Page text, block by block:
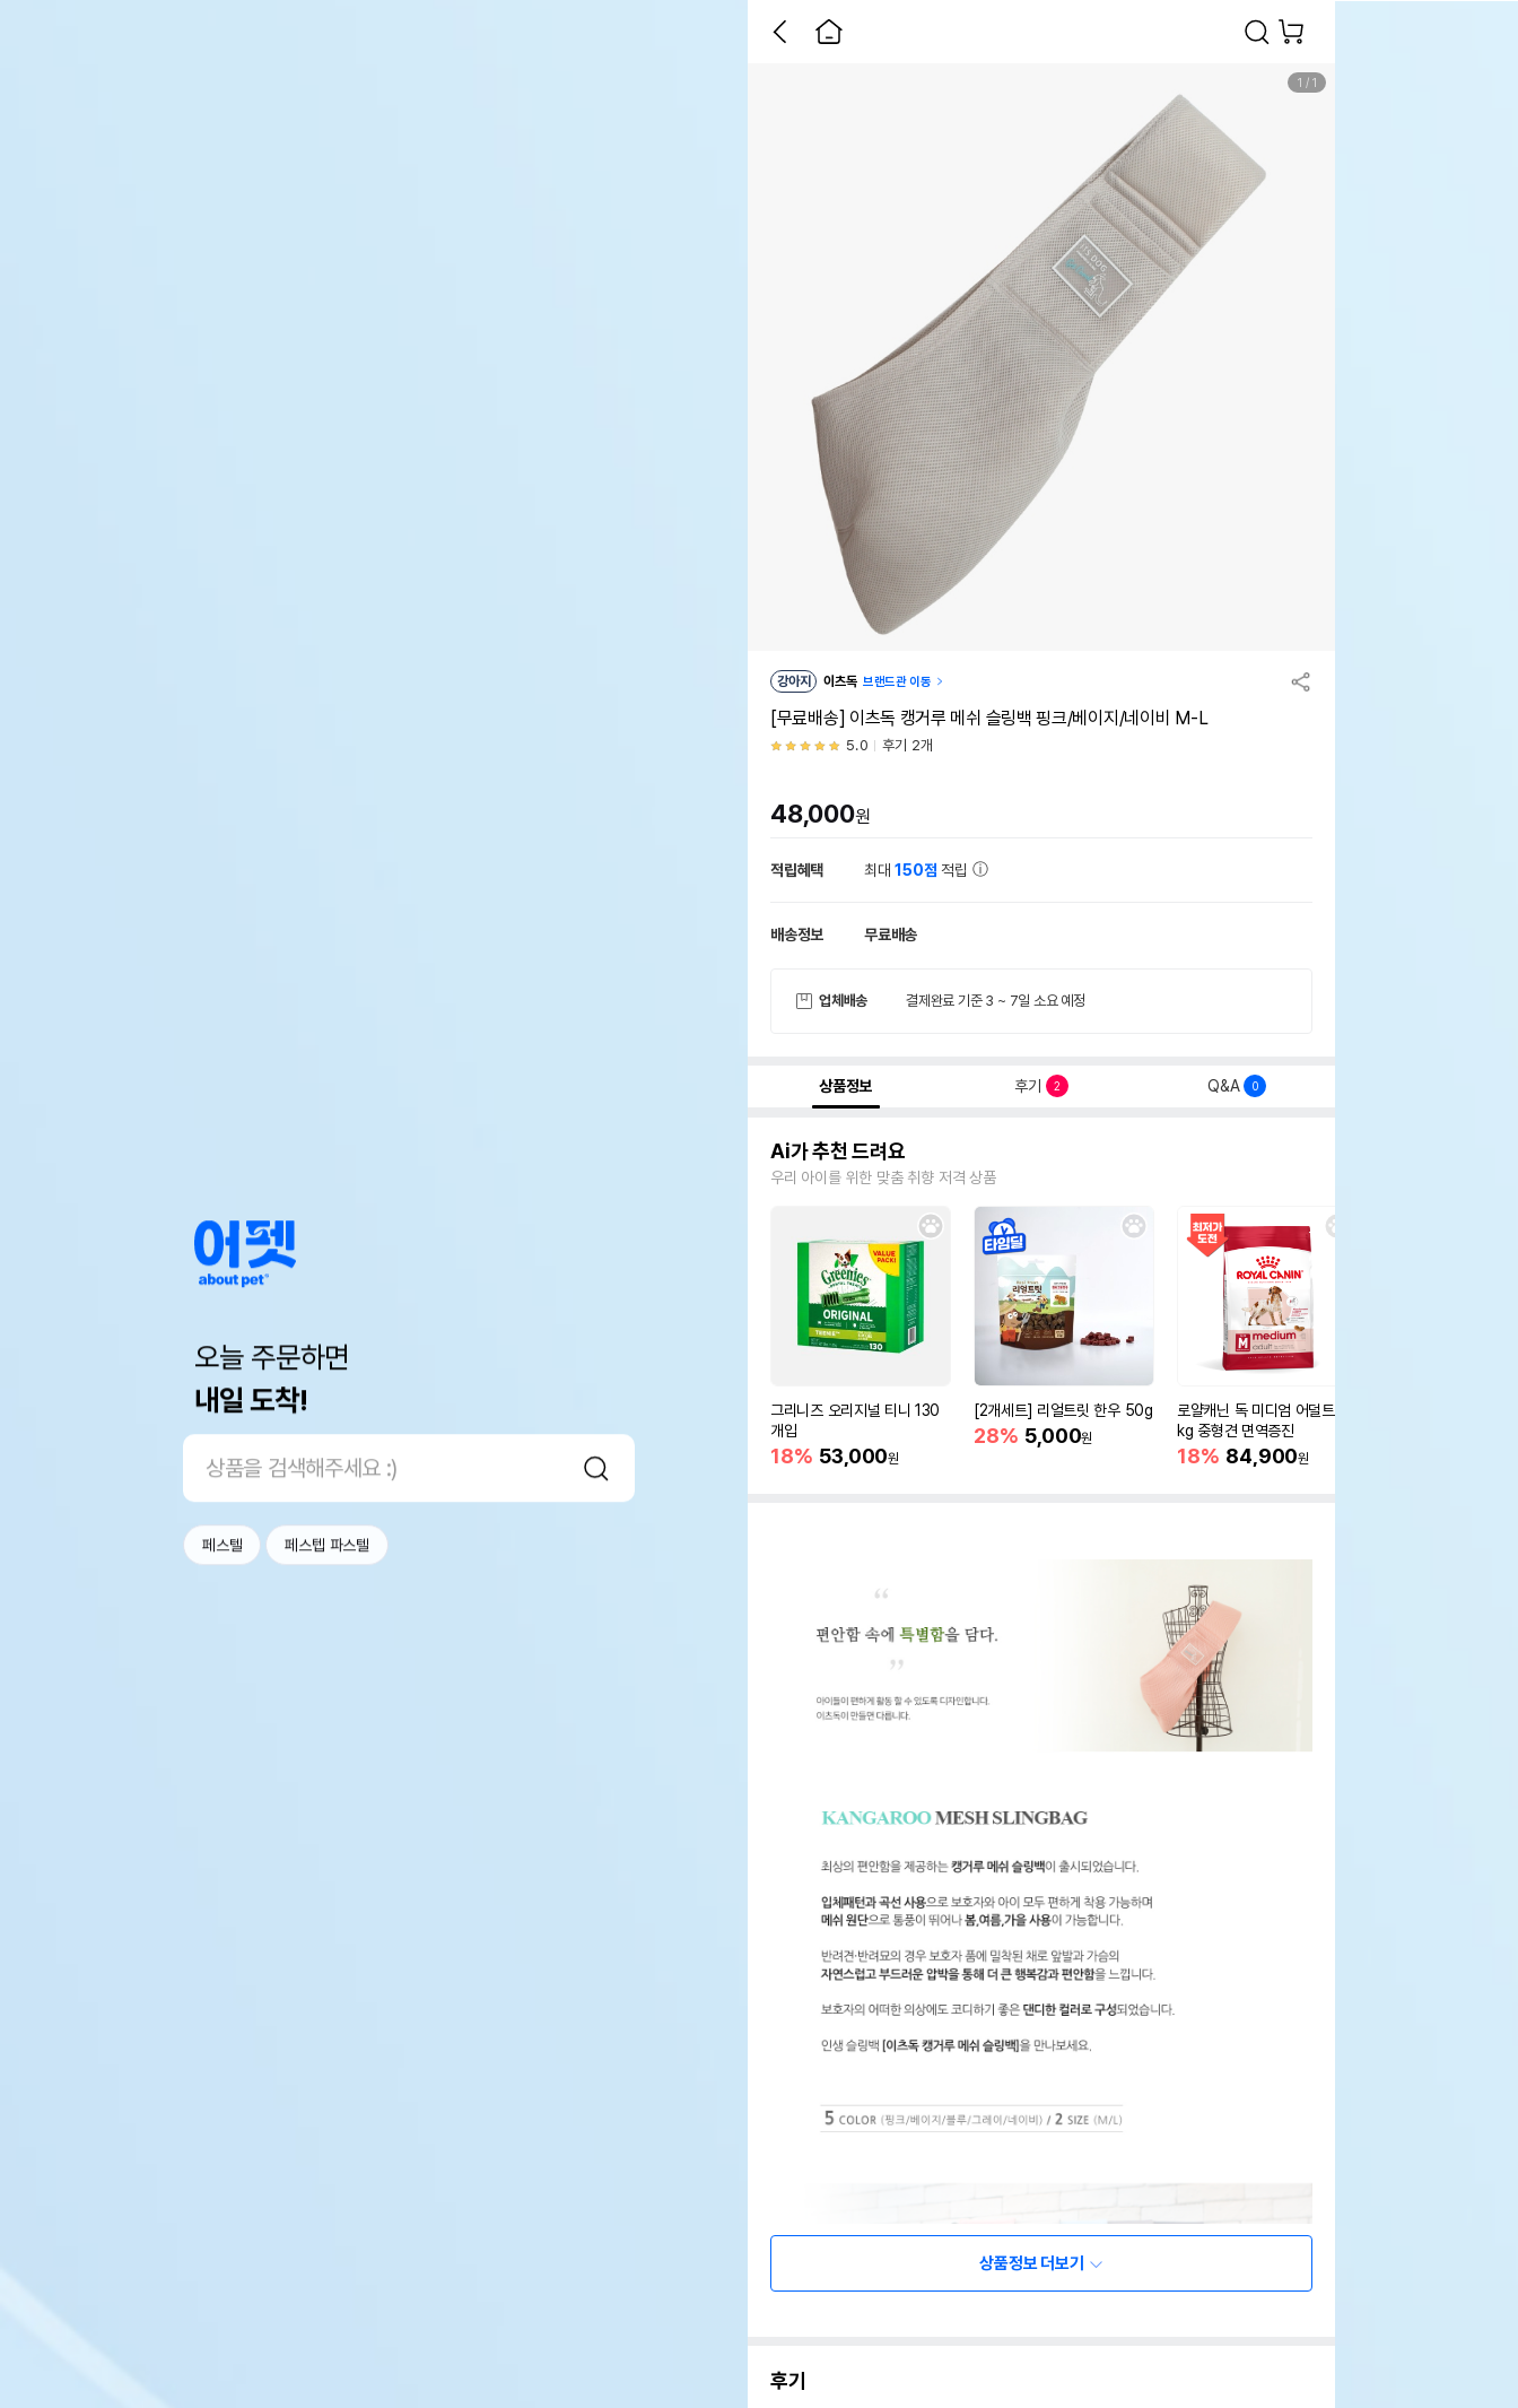
오늘 주문하면
내일 도착!
페스텔 페스텝 파스텔
1 / 1
강아지 이츠독 브랜드관 이동
[무료배송] 이츠독 캥거루 메쉬 슬링백 핑크/베이지/네이비 M-L
5.0 후기 2개
48,000원
적립혜택 최대150점 적립
배송정보 무료배송
업체배송 결제완료 기준 3 ~ 7일 소요 예정
상품정보 후기 2 Q&A 0
Ai가 추천 드려요
우리 아이를 위한 맞춤 취향 저격 상품
그리니즈 오리지널 티니 130
개입
18% 53,000원
[2개세트] 리얼트릿 한우 50g
28% 5,000원
로얄캐닌 독 미디엄 어덜트 10
kg 중형견 면역증진
18% 84,900원
상품정보 더보기
후기